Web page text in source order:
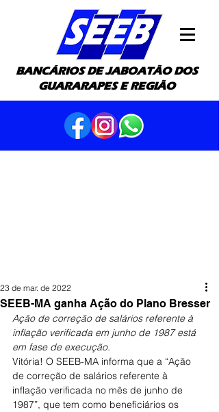
BANCÁRIOS DE JABOATÃO DOS
GUARARAPES E REGIÃO
SEEB-MA ganha Ação do Plano Bresser
23 de mar. de 2022
Ação de correção de salários referente à
inflação verificada em junho de 1987 está
em fase de execução.
Vitória! O SEEB-MA informa que a “Ação
de correção de salários referente à
inflação verificada no mês de junho de
1987”, que tem como beneficiários os